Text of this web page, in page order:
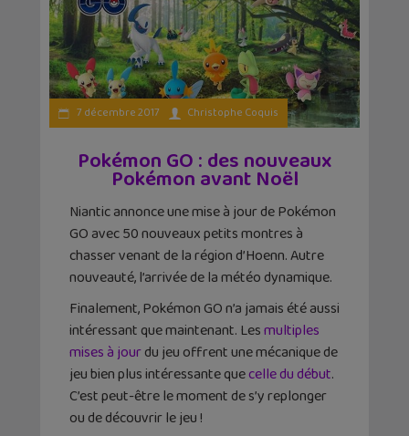
7 décembre 2017 Christophe Coquis
Pokémon GO : des nouveaux
Pokémon avant Noël
Niantic annonce une mise à jour de Pokémon
GO avec 50 nouveaux petits montres à
chasser venant de la région d’Hoenn. Autre
nouveauté, l’arrivée de la météo dynamique.
Finalement, Pokémon GO n’a jamais été aussi
intéressant que maintenant. Lesmultiples
mises à jourdu jeu offrent une mécanique de
jeu bien plus intéressante quecelle du début.
C’est peut-être le moment de s’y replonger
ou de découvrir le jeu !